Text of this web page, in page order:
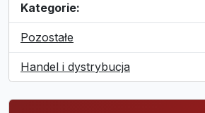
Kategorie:
Pozostałe
Handel i dystrybucja